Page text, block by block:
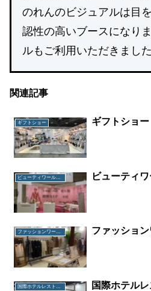
のれんのビジュアルは目
認性の高いブースになり
ルもご利用いただきました
関連記事
ギフトショー ギフトショー
ビューティワールドジャパン ビューティ
ファッションワールド ファッショ
国際ホテルレストランショー 国際ホテル